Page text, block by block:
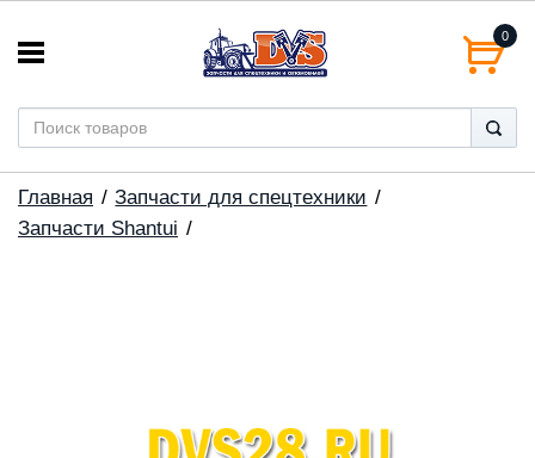
0
Главная
Запчасти для спецтехники
Запчасти Shantui